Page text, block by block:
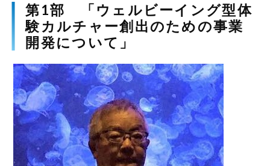
第1部 「ウェルビーイング型体
験カルチャー創出のための事業
開発について」